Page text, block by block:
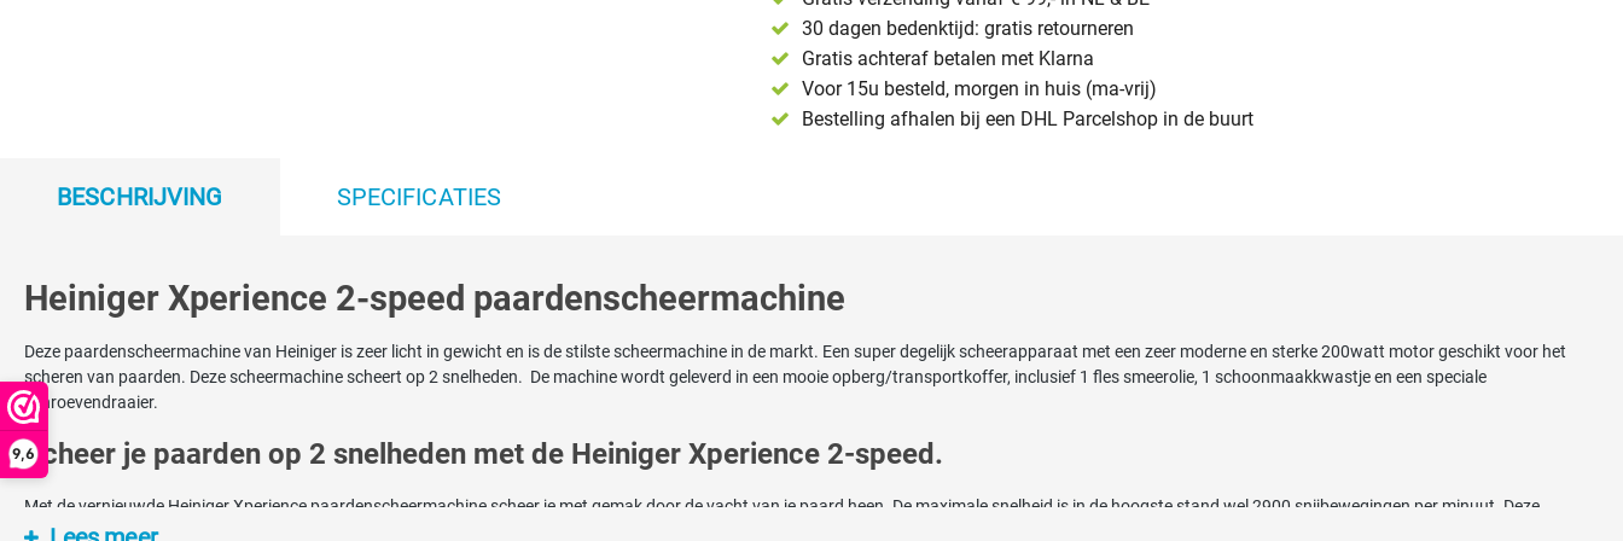
9,6
30 dagen bedenktijd: gratis retourneren
Gratis achteraf betalen met Klarna
Voor 15u besteld, morgen in huis (ma-vrij)
Bestelling afhalen bij een DHL Parcelshop in de buurt
BESCHRIJVING SPECIFICATIES
Heiniger Xperience 2-speed paardenscheermachine
Deze paardenscheermachine van Heiniger is zeer licht in gewicht en is de stilste scheermachine in de markt. Een super degelijk scheerapparaat met een zeer moderne en sterke 200watt motor geschikt voor het
scheren van paarden. Deze scheermachine scheert op 2 snelheden. De machine wordt geleverd in een mooie opberg/transportkoffer, inclusief 1 fles smeerolie, 1 schoonmaakkwastje en een speciale
schroevendraaier.
Scheer je paarden op 2 snelheden met de Heiniger Xperience 2-speed.
Met de vernieuwde Heiniger Xperience paardenscheermachine scheer je met gemak door de vacht van je paard heen. De maximale snelheid is in de hoogste stand wel 2900 snijbewegingen per minuut. Deze
machine is zodoende krachtig genoeg voor zelfs de moeilijkste vachten. Kortom Heiniger heeft met zijn X-series weer een scheermachine op de markt gebracht met de kwaliteit en duurzaamheid van een Zwitsers